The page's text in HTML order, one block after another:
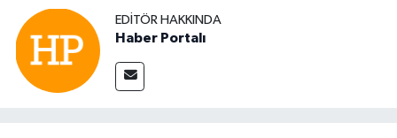
EDITÖR HAKKINDA
Haber Portalı